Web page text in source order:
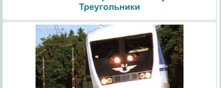
Треугольники